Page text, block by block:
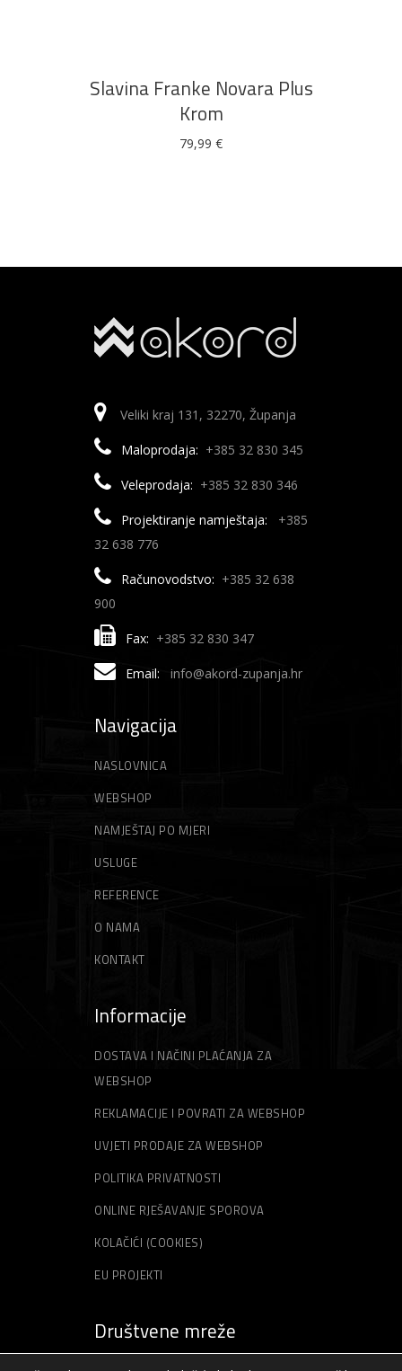
Slavina Franke Novara Plus
Krom
79,99 €
Veliki kraj 131, 32270, Županja
Maloprodaja: +385 32 830 345
Veleprodaja: +385 32 830 346
Projektiranje namještaja:
+385
32 638 776
Računovodstvo: +385 32 638
900
Fax: +385 32 830 347
Email: info@akord-zupanja.hr
Navigacija
NASLOVNICA
WEBSHOP
NAMJEŠTAJ PO MJERI
USLUGE
REFERENCE
O NAMA
KONTAKT
Informacije
DOSTAVA I NAČINI PLAĆANJA ZA
WEBSHOP
REKLAMACIJE I POVRATI ZA WEBSHOP
UVJETI PRODAJE ZA WEBSHOP
POLITIKA PRIVATNOSTI
ONLINE RJEŠAVANJE SPOROVA
KOLAČIĆI (COOKIES)
EU PROJEKTI
Društvene mreže